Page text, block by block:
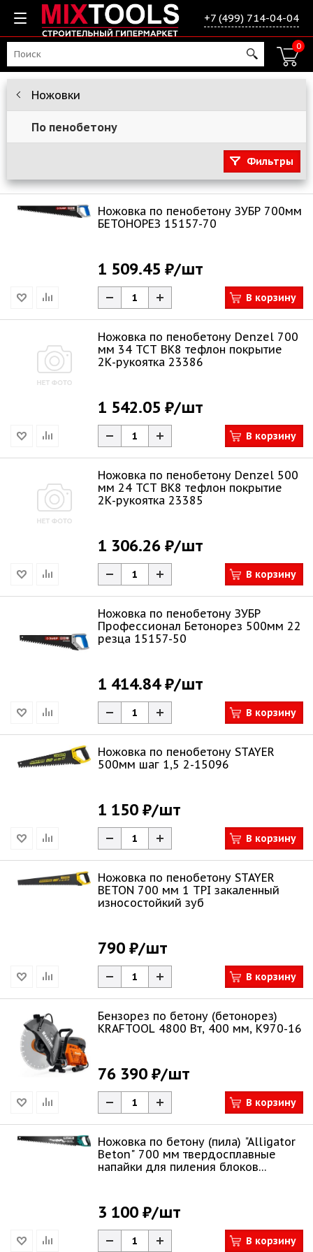
+7 (499) 714-04-04
0
Ножовки
По пенобетону
Фильтры
Ножовка по пенобетону ЗУБР 700мм
БЕТОНОРЕЗ 15157-70
1 509.45 ₽/шт
В корзину
Ножовка по пенобетону Denzel 700
мм 34 TCT ВК8 тефлон покрытие
2К-рукоятка 23386
1 542.05 ₽/шт
В корзину
Ножовка по пенобетону Denzel 500
мм 24 TCT ВК8 тефлон покрытие
2К-рукоятка 23385
1 306.26 ₽/шт
В корзину
Ножовка по пенобетону ЗУБР
Профессионал Бетонорез 500мм 22
резца 15157-50
1 414.84 ₽/шт
В корзину
Ножовка по пенобетону STAYER
500мм шаг 1,5 2-15096
1 150 ₽/шт
В корзину
Ножовка по пенобетону STAYER
BETON 700 мм 1 TPI закаленный
износостойкий зуб
790 ₽/шт
В корзину
Бензорез по бетону (бетонорез)
KRAFTOOL 4800 Вт, 400 мм, K970-16
76 390 ₽/шт
В корзину
Ножовка по бетону (пила) "Alligator
Beton" 700 мм твердосплавные
напайки для пиления блоков
3 100 ₽/шт
В корзину